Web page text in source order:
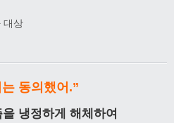
대상
동의했어.”
냉정하게 해체하여